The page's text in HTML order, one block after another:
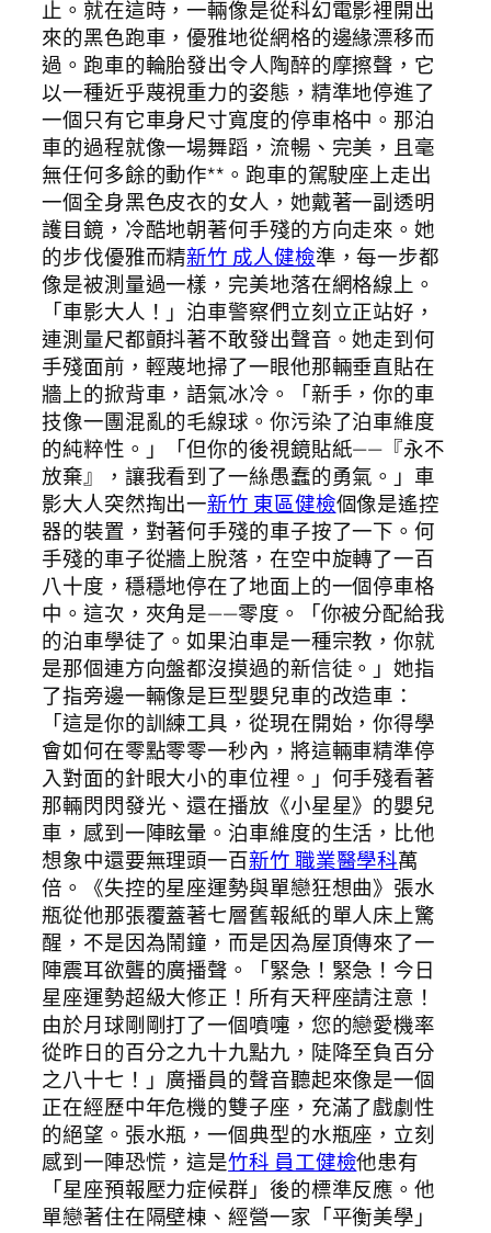
止。就在這時，一輛像是從科幻電影裡開出
來的黑色跑車，優雅地從網格的邊緣漂移而
過。跑車的輪胎發出令人陶醉的摩擦聲，它
以一種近乎蔑視重力的姿態，精準地停進了
一個只有它車身尺寸寬度的停車格中。那泊
車的過程就像一場舞蹈，流暢、完美，且毫
無任何多餘的動作**。跑車的駕駛座上走出
一個全身黑色皮衣的女人，她戴著一副透明
護目鏡，冷酷地朝著何手殘的方向走來。她
的步伐優雅而精新竹 成人健檢準，每一步都
像是被測量過一樣，完美地落在網格線上。
「車影大人！」泊車警察們立刻立正站好，
連測量尺都顫抖著不敢發出聲音。她走到何
手殘面前，輕蔑地掃了一眼他那輛垂直貼在
牆上的掀背車，語氣冰冷。「新手，你的車
技像一團混亂的毛線球。你污染了泊車維度
的純粹性。」「但你的後視鏡貼紙——『永不
放棄』，讓我看到了一絲愚蠢的勇氣。」車
影大人突然掏出一新竹 東區健檢個像是遙控
器的裝置，對著何手殘的車子按了一下。何
手殘的車子從牆上脫落，在空中旋轉了一百
八十度，穩穩地停在了地面上的一個停車格
中。這次，夾角是——零度。「你被分配給我
的泊車學徒了。如果泊車是一種宗教，你就
是那個連方向盤都沒摸過的新信徒。」她指
了指旁邊一輛像是巨型嬰兒車的改造車：
「這是你的訓練工具，從現在開始，你得學
會如何在零點零零一秒內，將這輛車精準停
入對面的針眼大小的車位裡。」何手殘看著
那輛閃閃發光、還在播放《小星星》的嬰兒
車，感到一陣眩暈。泊車維度的生活，比他
想象中還要無理頭一百新竹 職業醫學科萬
倍。《失控的星座運勢與單戀狂想曲》張水
瓶從他那張覆蓋著七層舊報紙的單人床上驚
醒，不是因為鬧鐘，而是因為屋頂傳來了一
陣震耳欲聾的廣播聲。「緊急！緊急！今日
星座運勢超級大修正！所有天秤座請注意！
由於月球剛剛打了一個噴嚏，您的戀愛機率
從昨日的百分之九十九點九，陡降至負百分
之八十七！」廣播員的聲音聽起來像是一個
正在經歷中年危機的雙子座，充滿了戲劇性
的絕望。張水瓶，一個典型的水瓶座，立刻
感到一陣恐慌，這是竹科 員工健檢他患有
「星座預報壓力症候群」後的標準反應。他
單戀著住在隔壁棟、經營一家「平衡美學」